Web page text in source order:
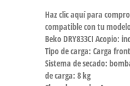
Haz clic aquí para
compatible con tu
Beko DRY833CI Acopio:
Tipo de carga: Carga
Sistema de secado:
de carga: 8 kg